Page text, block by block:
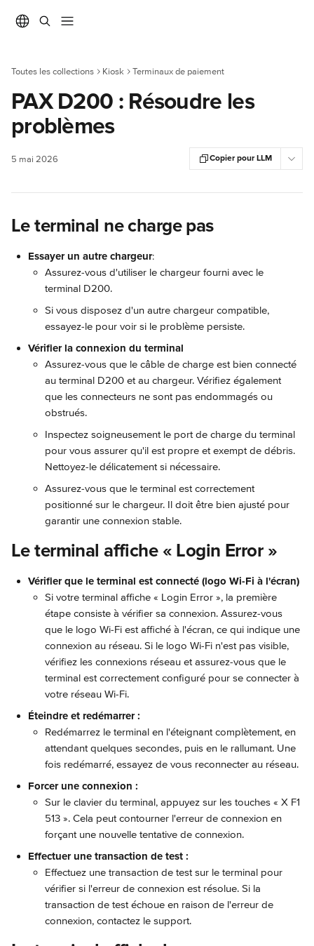
Toutes les collections Kiosk Terminaux de paiement
PAX D200 : Résoudre les
problèmes
5 mai 2026 Copier pour LLM
Le terminal ne charge pas
Essayer un autre chargeur:
Assurez-vous d'utiliser le chargeur fourni avec le
terminal D200.
Si vous disposez d'un autre chargeur compatible,
essayez-le pour voir si le problème persiste.
Vérifier la connexion du terminal
Assurez-vous que le câble de charge est bien connecté
au terminal D200 et au chargeur. Vérifiez également
que les connecteurs ne sont pas endommagés ou
obstrués.
Inspectez soigneusement le port de charge du terminal
pour vous assurer qu'il est propre et exempt de débris.
Nettoyez-le délicatement si nécessaire.
Assurez-vous que le terminal est correctement
positionné sur le chargeur. Il doit être bien ajusté pour
garantir une connexion stable.
Le terminal affiche « Login Error »
Vérifier que le terminal est connecté (logo Wi-Fi à l'écran)
Si votre terminal affiche « Login Error », la première
étape consiste à vérifier sa connexion. Assurez-vous
que le logo Wi-Fi est affiché à l'écran, ce qui indique une
connexion au réseau. Si le logo Wi-Fi n'est pas visible,
vérifiez les connexions réseau et assurez-vous que le
terminal est correctement configuré pour se connecter à
votre réseau Wi-Fi.
Éteindre et redémarrer :
Redémarrez le terminal en l'éteignant complètement, en
attendant quelques secondes, puis en le rallumant. Une
fois redémarré, essayez de vous reconnecter au réseau.
Forcer une connexion :
Sur le clavier du terminal, appuyez sur les touches « X F1
513 ». Cela peut contourner l'erreur de connexion en
forçant une nouvelle tentative de connexion.
Effectuer une transaction de test :
Effectuez une transaction de test sur le terminal pour
vérifier si l'erreur de connexion est résolue. Si la
transaction de test échoue en raison de l'erreur de
connexion, contactez le support.